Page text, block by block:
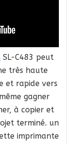
SL-C483 peut
très haute
et rapide vers
gagner
à copier et
terminé. un
imprimante